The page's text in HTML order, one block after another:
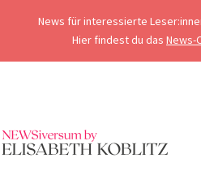
News für interessierte
Hier findest du das News-